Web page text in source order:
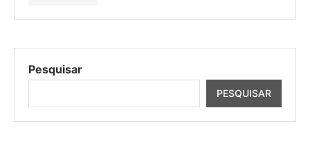
Pesquisar
PESQUISAR